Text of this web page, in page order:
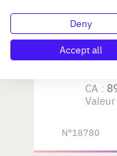
CA :
N°18780
Deny
Accept all